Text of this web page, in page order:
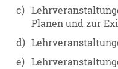
c)
Planen und zur
d)
e)